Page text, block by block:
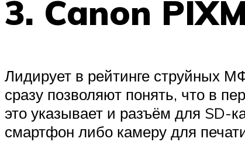
3. Canon
Лидирует в рейтинге струйных
сразу позволяют понять, что в
это указывает и разъём для SD-
смартфон либо камеру для